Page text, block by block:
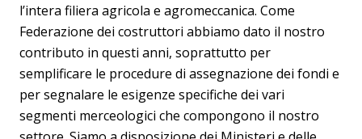
l’intera filiera agricola e agromeccanica. Come
Federazione dei costruttori abbiamo dato il nostro
contributo in questi anni, soprattutto per
semplificare le procedure di assegnazione dei fondi e
per segnalare le esigenze specifiche dei vari
segmenti merceologici che compongono il nostro